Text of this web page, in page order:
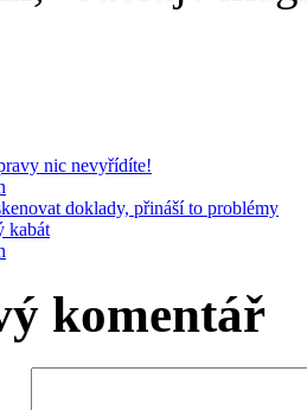
nic nevyřídíte!
doklady, přináší to problémy
kabát
komentář